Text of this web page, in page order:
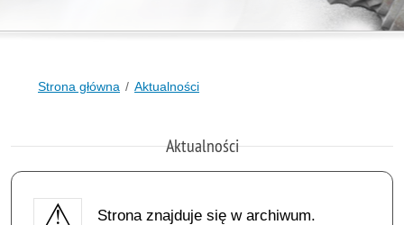
Strona główna Aktualności
Aktualności
Strona znajduje się w archiwum.